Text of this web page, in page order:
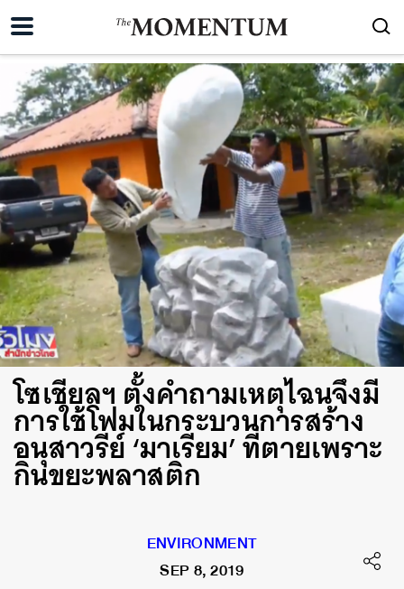
โซเชียลฯ ตั้งคำถามเหตุไฉนจึงมี
การใช้โฟมในกระบวนการสร้าง
อนุสาวรีย์ ‘มาเรียม’ ที่ตายเพราะ
กินขยะพลาสติก
ENVIRONMENT
SEP 8, 2019